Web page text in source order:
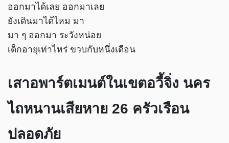
ออกมาได้เลย ออกมาเลย
ยังเดินมาได้ไหม มา
มา ๆ ออกมา ระวังหน่อย
เด็กอายุเท่าไหร่ ขวบกับหนึ่งเดือน
เสาอพาร์ตเมนต์ในเขตอวี้จิ่ง นคร
ไถหนานเสียหาย 26 ครัวเรือน
ปลอดภัย